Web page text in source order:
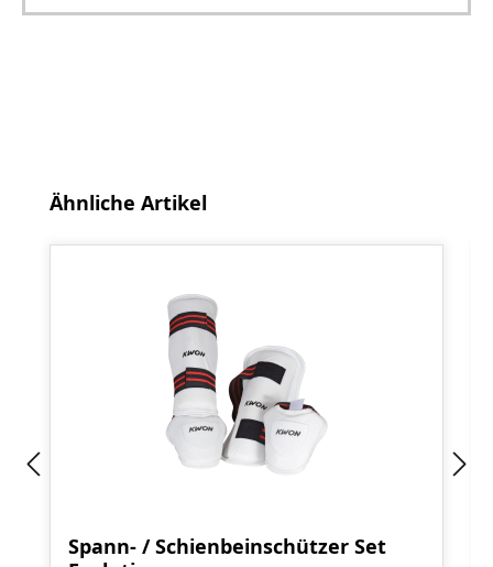
Produktgalerie überspringen
Ähnliche Artikel
Spann- / Schienbeinschützer Set